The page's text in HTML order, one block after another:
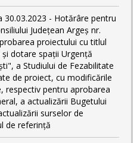
30.03.2023 - Hotărâre pentru
Județean Argeș nr.
proiectului cu titlul
dotare spații Urgență
a Studiului de Fezabilitate
de proiect, cu modificările
respectiv pentru aprobarea
a actualizării Bugetului
surselor de
de referință